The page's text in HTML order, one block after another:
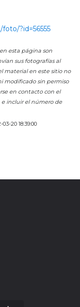
?id=56555
esta página son
sus fotografías al
material en este sitio no
modificado sin permiso
en contacto con el
e incluir el número de
20 18:39:00